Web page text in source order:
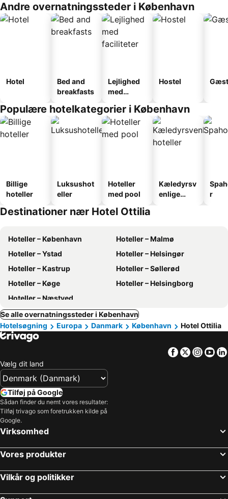
Andre overnatningssteder i København
Hotel
Bed and
breakfasts
Lejlighed
med
Hostel
Populære hotelkategorier i København
Billige
hoteller
Luksushot
eller
Hoteller
med pool
Kæledyrsv
enlige
r
Destinationer nær Hotel Ottilia
Hoteller – København
Hoteller – Malmø
Hoteller – Ystad
Hoteller – Helsingør
Hoteller – Kastrup
Hoteller – Søllerød
Hoteller – Køge
Hoteller – Helsingborg
Hoteller – Næstved
Se alle overnatningssteder i København
Hotelsøgning
Europa Danmark København Hotel Ottilia
Facebook
Twitter
Vælg dit land
Tilføj på Google
Sådan finder du nemt vores resultater:
Tilføj trivago som foretrukken kilde på
Google.
Virksomhed
Vores produkter
Vilkår og politikker